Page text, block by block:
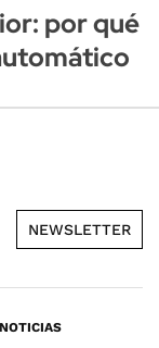
por qué
NEWSLETTER